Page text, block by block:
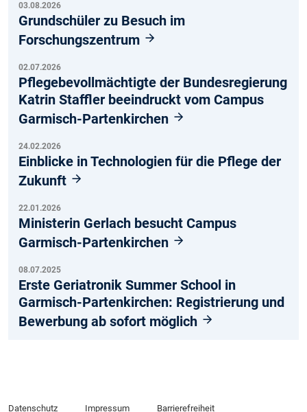
03.08.2026
Grundschüler zu Besuch im
Forschungszentrum
02.07.2026
Pflegebevollmächtigte der Bundesregierung
Katrin Staffler beeindruckt vom Campus
Garmisch-Partenkirchen
24.02.2026
Einblicke in Technologien für die Pflege der
Zukunft
22.01.2026
Ministerin Gerlach besucht Campus
Garmisch-Partenkirchen
08.07.2025
Erste Geriatronik Summer School in
Garmisch-Partenkirchen: Registrierung und
Bewerbung ab sofort möglich
Datenschutz Impressum Barrierefreiheit